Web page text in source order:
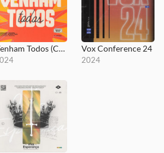
Venham Todos (Canção de Paulo) - Ao Vivo Vox Conference 24
2024